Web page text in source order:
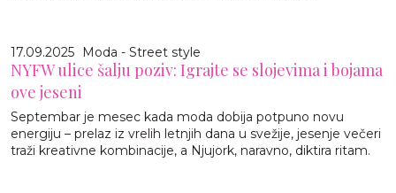
17.09.2025 Moda - Street style
NYFW ulice šalju poziv: Igrajte se slojevima i bojama
ove jeseni
Septembar je mesec kada moda dobija potpuno novu
energiju – prelaz iz vrelih letnjih dana u svežije, jesenje večeri
traži kreativne kombinacije, a Njujork, naravno, diktira ritam.